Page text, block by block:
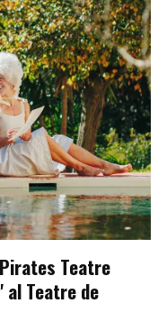
Teatre
al Teatre de